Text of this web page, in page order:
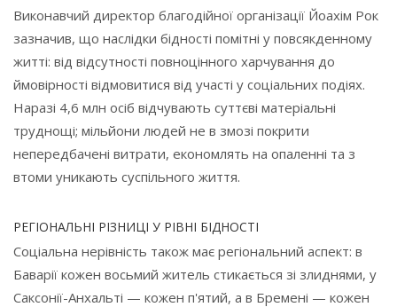
Виконавчий директор благодійної організації Йоахім Рок
зазначив, що наслідки бідності помітні у повсякденному
житті: від відсутності повноцінного харчування до
ймовірності відмовитися від участі у соціальних подіях.
Наразі 4,6 млн осіб відчувають суттєві матеріальні
труднощі; мільйони людей не в змозі покрити
непередбачені витрати, економлять на опаленні та з
втоми уникають суспільного життя.
РЕГІОНАЛЬНІ РІЗНИЦІ У РІВНІ БІДНОСТІ
Соціальна нерівність також має регіональний аспект: в
Баварії кожен восьмий житель стикається зі злиднями, у
Саксонії-Анхальті — кожен п'ятий, а в Бремені — кожен